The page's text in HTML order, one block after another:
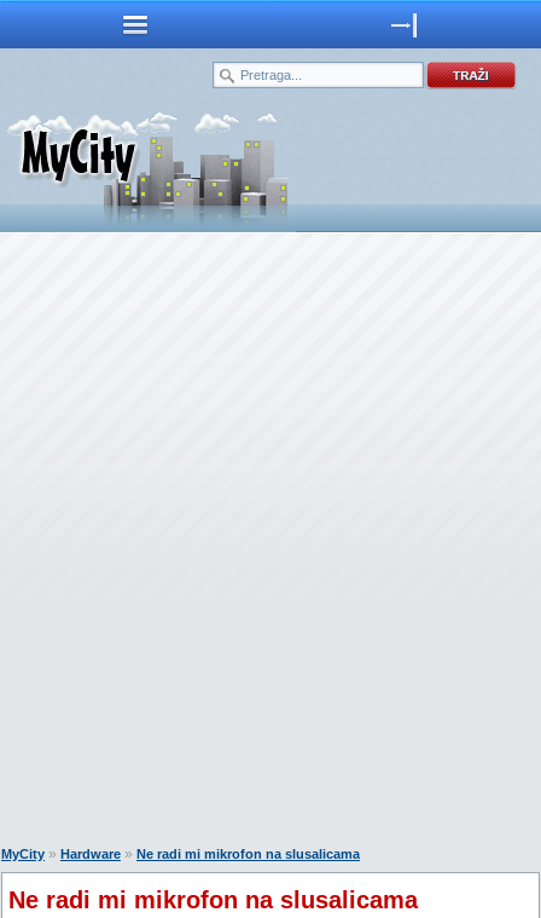
MyCity » Hardware » Ne radi mi mikrofon na slusalicama
Ne radi mi mikrofon na slusalicama